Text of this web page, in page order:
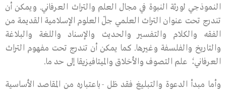
النموذجي لورثة النبوة في مجال العلم والتراث العرفاني. ويمكن أن
تندرج تحت عنوان التراث العلمي جلّ العلوم الإسلامية القديمة من
الفقه والكلام والتفسير والحديث والإسناد واللغة والبلاغة
والتاريخ والفلسفة وغيرها. كما يمكن أن تندرج تحت مفهوم التراث
العرفاني؛ علم التصوف والأخلاق والميتافيزيقا إلى حد ما.
وأما مبدأ الدعوة والتبليغ فقد ظل -باعتباره من المقاصد الأساسية